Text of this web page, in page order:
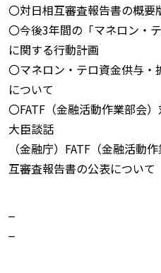
〇対日相互審査報告書の概要
〇今後3年間の「マネロン・
に関する行動計画
〇マネロン・テロ資金供与
について
〇FATF（金融活動作業部会
大臣談話
（金融庁）FATF（金融活動
互審査報告書の公表について